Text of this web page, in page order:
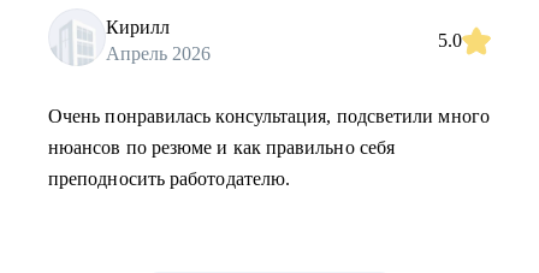
Кирилл
Апрель 2026
5.0
Очень понравилась консультация, подсветили много
нюансов по резюме и как правильно себя
преподносить работодателю.